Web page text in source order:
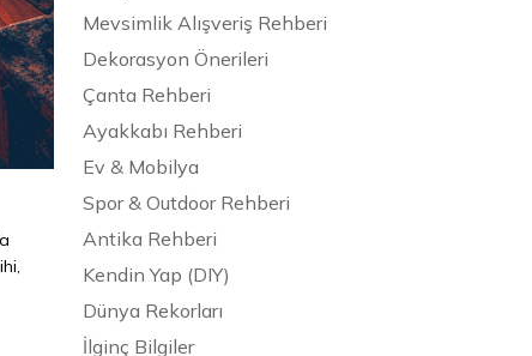
Mevsimlik Alışveriş Rehberi
Dekorasyon Önerileri
Çanta Rehberi
Ayakkabı Rehberi
Ev & Mobilya
Spor & Outdoor Rehberi
Antika Rehberi
Kendin Yap (DIY)
Dünya Rekorları
İlginç Bilgiler